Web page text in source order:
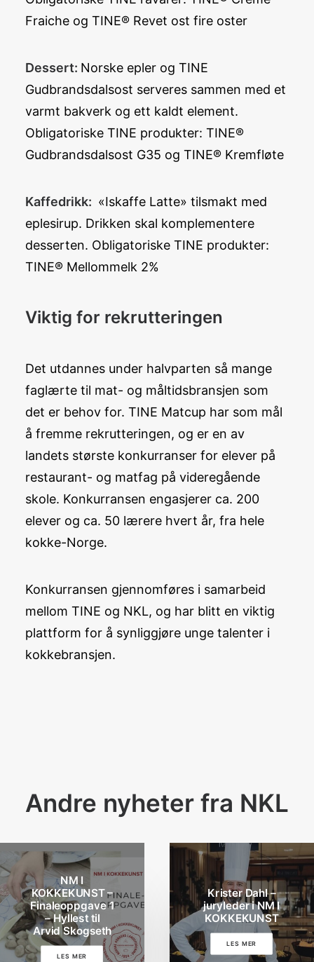
Fraiche og TINE® Revet ost fire oster
Dessert: Norske epler og TINE
Gudbrandsdalsost serveres sammen med et
varmt bakverk og ett kaldt element.
Obligatoriske TINE produkter: TINE®
Gudbrandsdalsost G35 og TINE® Kremfløte
Kaffedrikk: «Iskaffe Latte» tilsmakt med
eplesirup. Drikken skal komplementere
desserten. Obligatoriske TINE produkter:
TINE® Mellommelk 2%
Viktig for rekrutteringen
Det utdannes under halvparten så mange
faglærte til mat- og måltidsbransjen som
det er behov for. TINE Matcup har som mål
å fremme rekrutteringen, og er en av
landets største konkurranser for elever på
restaurant- og matfag på videregående
skole. Konkurransen engasjerer ca. 200
elever og ca. 50 lærere hvert år, fra hele
kokke-Norge.
Konkurransen gjennomføres i samarbeid
mellom TINE og NKL, og har blitt en viktig
plattform for å synliggjøre unge talenter i
kokkebransjen.
Andre nyheter fra NKL
NM I
KOKKEKUNST –
Finaleoppgave 1
– Hyllest til
Arvid Skogseth
LES MER
Krister Dahl –
juryleder i NM I
KOKKEKUNST
LES MER